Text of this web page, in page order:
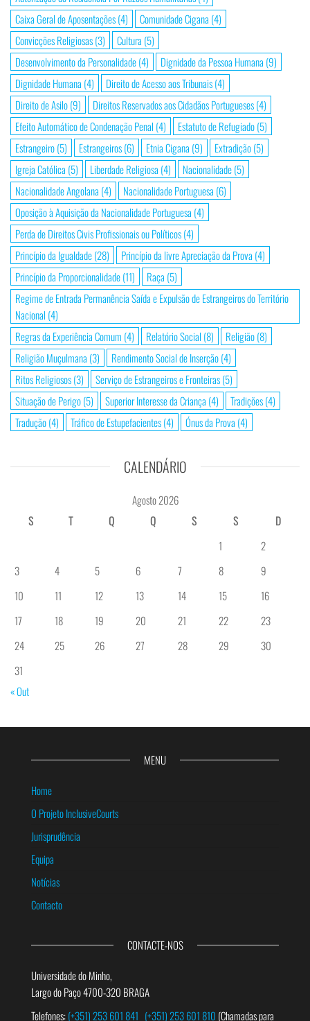
Caixa Geral de Aposentações(4) Comunidade Cigana (4)
Convicções Religiosas(3) Cultura (5)
Desenvolvimento da Personalidade(4) Dignidade da Pessoa Humana (9)
Dignidade Humana (4) Direito de Acesso aos Tribunais(4)
Direito de Asilo(9) Direitos Reservados aos Cidadãos Portugueses(4)
Efeito Automático de Condenação Penal (4) Estatuto de Refugiado(5)
Estrangeiro(5) Estrangeiros(6) Etnia Cigana (9) Extradição(5)
Igreja Católica (5) Liberdade Religiosa (4) Nacionalidade(5)
Nacionalidade Angolana (4) Nacionalidade Portuguesa (6)
Oposição à Aquisição da Nacionalidade Portuguesa (4)
Perda de Direitos Civis Profissionais ou Políticos(4)
Princípio da Igualdade(28) Princípio da livre Apreciação da Prova (4)
Princípio da Proporcionalidade(11) Raça (5)
Regime de Entrada Permanência Saída e Expulsão de Estrangeiros do Território
Nacional (4)
Regras da Experiência Comum (4) Relatório Social (8) Religião(8)
Religião Muçulmana (3) Rendimento Social de Inserção(4)
Ritos Religiosos(3) Serviço de Estrangeiros e Fronteiras(5)
Situação de Perigo(5) Superior Interesse da Criança (4) Tradições(4)
Tradução(4) Tráfico de Estupefacientes(4) Ónus da Prova (4)
CALENDÁRIO
Agosto 2026
S
T Q Q S S
D
1
2
3
4 5 6 7 8
9
10
11 12 13 14 15
16
17
18 19 20 21 22
23
24
25 26 27 28 29
30
31
« Out
MENU
Home
O Projeto InclusiveCourts
Jurisprudência
Equipa
Notícias
Contacto
CONTACTE-NOS
Universidade do Minho,
Largo do Paço 4700-320 BRAGA
Telefones:(+351) 253 601 841 (+351) 253 601 810 (Chamadas para